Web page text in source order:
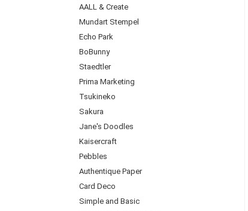
AALL & Create
Mundart Stempel
Echo Park
BoBunny
Staedtler
Prima Marketing
Tsukineko
Sakura
Jane's Doodles
Kaisercraft
Pebbles
Authentique Paper
Card Deco
Simple and Basic